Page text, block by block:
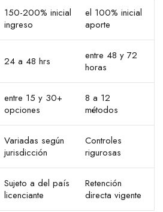
150-200% inicial
ingreso
el 100% inicial
aporte
24 a 48 hrs
entre 48 y 72
horas
entre 15 y 30+
opciones
8 a 12
métodos
Variadas según
jurisdicción
Controles
rigurosas
Sujeto a del país
licenciante
Retención
directa vigente